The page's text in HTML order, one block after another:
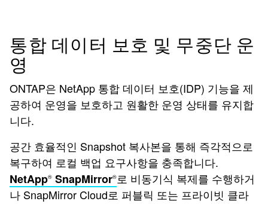
통합 데이터 보호 및 무중단 운
영
ONTAP은 NetApp 통합 데이터 보호(IDP) 기능을 제
공하여 운영을 보호하고 원활한 운영 상태를 유지합
니다.
공간 효율적인 Snapshot 복사본을 통해 즉각적으로
복구하여 로컬 백업 요구사항을 충족합니다.
NetApp® SnapMirror® 로 비동기식 복제를 수행하거
나 SnapMirror Cloud로 퍼블릭 또는 프라이빗 클라